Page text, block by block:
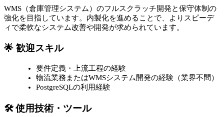
WMS（倉庫管理システム）のフルスクラッチ開発と保守体制の
強化を目指しています。内製化を進めることで、よりスピーデ
ィで柔軟なシステム改善や開発が求められています。
🌟 歓迎スキル
要件定義・上流工程の経験
物流業務またはWMSシステム開発の経験（業界不問）
PostgreSQLの利用経験
🛠 使用技術・ツール